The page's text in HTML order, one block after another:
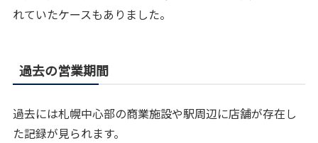
れていたケースもありました。
過去の営業期間
過去には札幌中心部の商業施設や駅周辺に店舗が存在し
た記録が見られます。